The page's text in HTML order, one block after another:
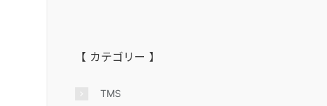
【 カテゴリー 】
TMS